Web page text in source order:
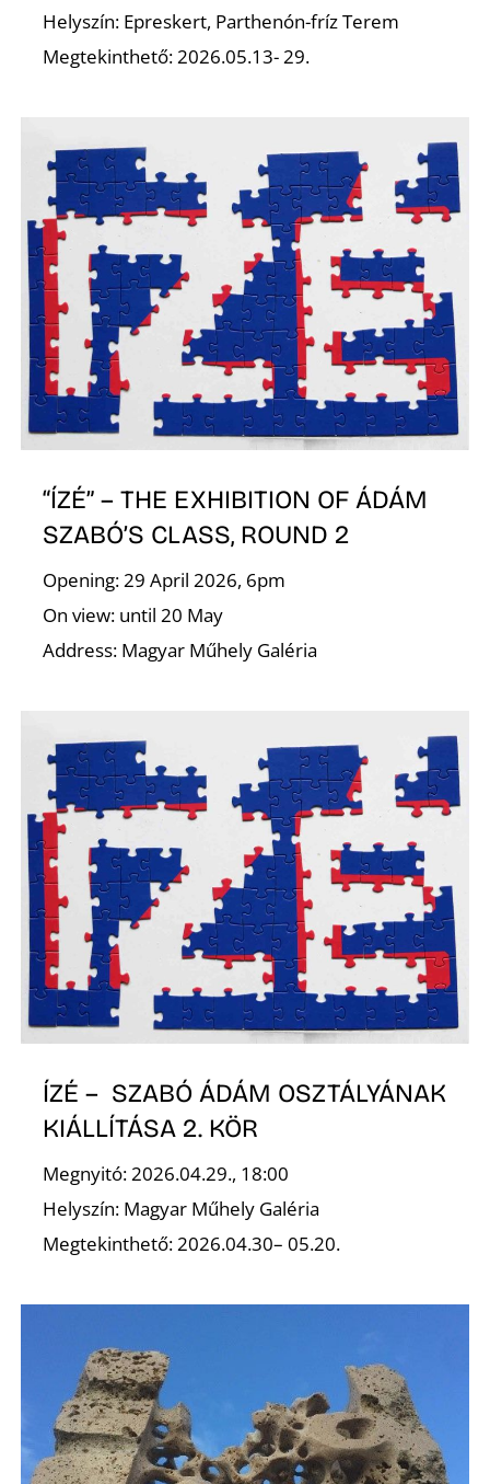
Helyszín: Epreskert, Parthenón-fríz Terem
Megtekinthető: 2026.05.13- 29.
“ÍZÉ” – THE EXHIBITION OF ÁDÁM
SZABÓ’S CLASS, ROUND 2
Opening: 29 April 2026, 6pm
On view: until 20 May
Address: Magyar Műhely Galéria
ÍZÉ – SZABÓ ÁDÁM OSZTÁLYÁNAK
KIÁLLÍTÁSA 2. KÖR
Megnyitó: 2026.04.29., 18:00
Helyszín: Magyar Műhely Galéria
Megtekinthető: 2026.04.30– 05.20.